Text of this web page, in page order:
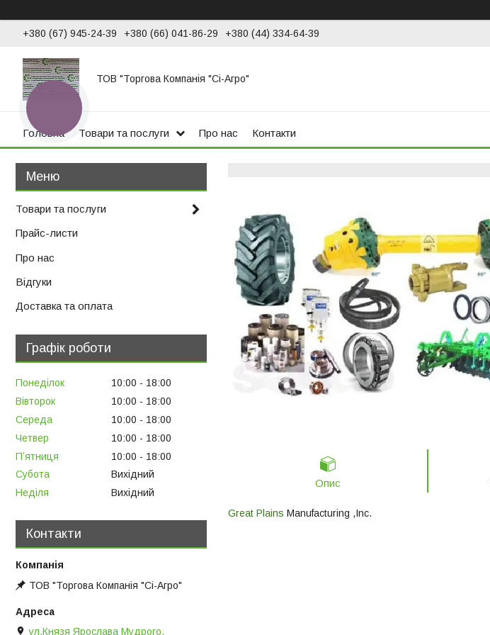
+380 (67) 945-24-39 +380 (66) 041-86-29 +380 (44) 334-64-39
ТОВ "Торгова Компанія "Сі-Агро"
Головна Товари та послуги Про нас Контакти
Опис
Great Plains Manufacturing ,Inc.
Товари та послуги
Прайс-листи
Про нас
Відгуки
Доставка та оплата
Графік роботи
Понеділок 10:00
18:00
Вівторок
10:00
18:00
Середа
10:00
18:00
Четвер
10:00
18:00
Пʼятниця
10:00
18:00
Субота
Вихідний
Неділя
Вихідний
Контакти
ТОВ "Торгова Компанія "Сі-Агро"
ул.Князя Ярослава Мудрого,